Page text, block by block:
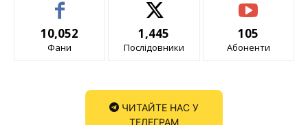
10,052
Фани
1,445
Послідовники
105
Абоненти
ЧИТАЙТЕ НАС У
ТЕЛЕГРАМ